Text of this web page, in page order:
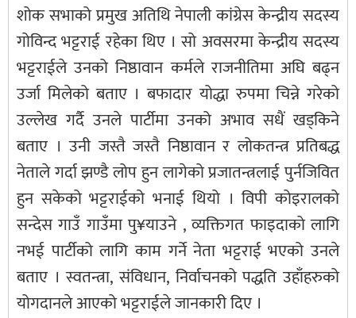
शोक सभाको प्रमुख अतिथि नेपाली कांग्रेस केन्द्रीय सदस्य
गोविन्द भट्टराई रहेका थिए । सो अवसरमा केन्द्रीय सदस्य
भट्टराईले उनको निष्ठावान कर्मले राजनीतिमा अघि बढ्न
उर्जा मिलेको बताए । बफादार योद्धा रुपमा चिन्ने गरेको
उल्लेख गर्दै उनले पार्टीमा उनको अभाव सधैं खड्किने
बताए । उनी जस्तै जस्तै निष्ठावान र लोकतन्त्र प्रतिबद्ध
नेताले गर्दा झण्डै लोप हुन लागेको प्रजातन्त्रलाई पुर्नजिवित
हुन सकेको भट्टराईको भनाई थियो । विपी कोइरालको
सन्देस गाउँ गाउँमा पु¥याउने , व्यक्तिगत फाइदाको लागि
नभई पार्टीको लागि काम गर्ने नेता भट्टराई भएको उनले
बताए । स्वतन्त्रा, संविधान, निर्वाचनको पद्धति उहाँहरुको
योगदानले आएको भट्टराईले जानकारी दिए ।